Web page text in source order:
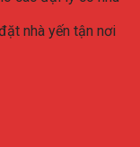
nhà yến tận nơi